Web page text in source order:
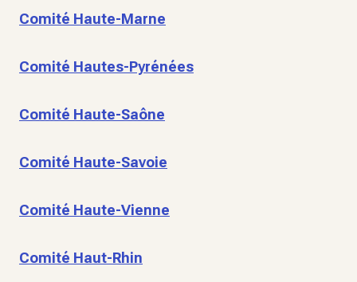
Comité Haute-Marne
Comité Hautes-Pyrénées
Comité Haute-Saône
Comité Haute-Savoie
Comité Haute-Vienne
Comité Haut-Rhin